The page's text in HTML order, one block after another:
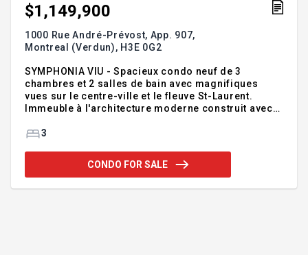
$1,149,900
1000 Rue André-Prévost, App. 907,
Montreal (Verdun), H3E 0G2
SYMPHONIA VIU - Spacieux condo neuf de 3
chambres et 2 salles de bain avec magnifiques
vues sur le centre-ville et le fleuve St-Laurent.
Immeuble à l'architecture moderne construit avec
grandeur offrant beaucoup de luminosité. Finitions
chêne, portes conception italiennes). Magnifiques
aires communes comprenant, entre autres, gym,
3
CONDO FOR SALE